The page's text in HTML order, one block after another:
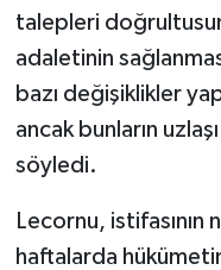
talepleri
adaletinin
bazı değişiklikler
ancak bunların
söyledi.
Lecornu, istifasının
haftalarda